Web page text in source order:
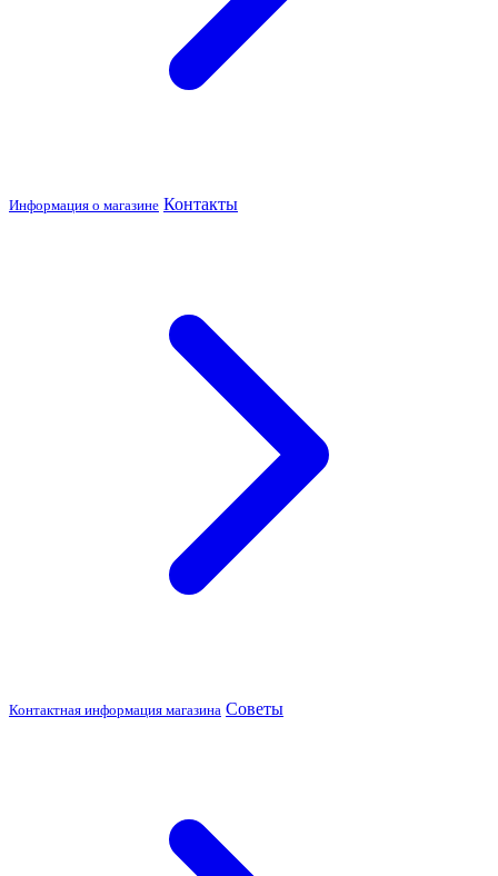
Информация о магазине Контакты
Контактная информация магазина Советы